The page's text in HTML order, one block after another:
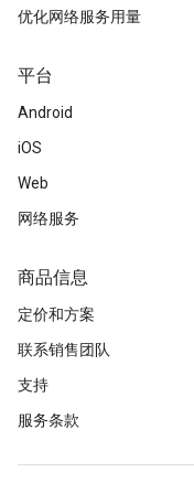
优化网络服务用量
平台
Android
iOS
Web
网络服务
商品信息
定价和方案
联系销售团队
支持
服务条款